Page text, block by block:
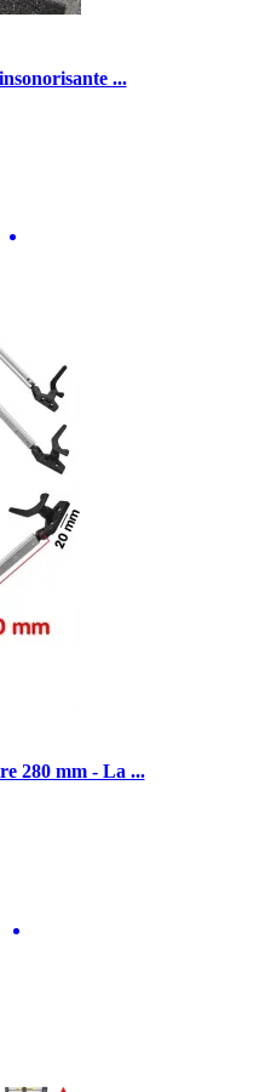
...
280 mm - La ...